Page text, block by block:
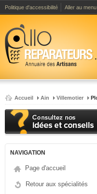
Politique d'accessibilité Aller au menu
Accueil Ain Villemotier
NAVIGATION
Page d'accueil
Retour aux spécialités